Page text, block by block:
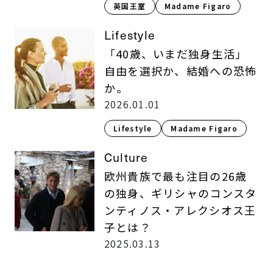
英国王室 Madame Figaro
Lifestyle
「40歳、いまだ独身生活」
自由を選択か、結婚への恐怖
か――。
2026.01.01
Lifestyle​ Madame Figaro
Culture
欧州貴族で最も注目の26歳
の独身、ギリシャのコンスタ
ンティノス・アレクシオス王
子とは？
2025.03.13